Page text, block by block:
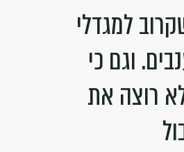
למגדלי
וגם כי
רוצה את